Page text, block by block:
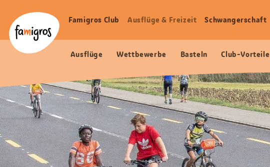
Navigation
Logo
Haupt
Famigros Club Ausflüge & Freizeit Schwangerschaft
Ausflüge Wettbewerbe Basteln Club-Vorteile